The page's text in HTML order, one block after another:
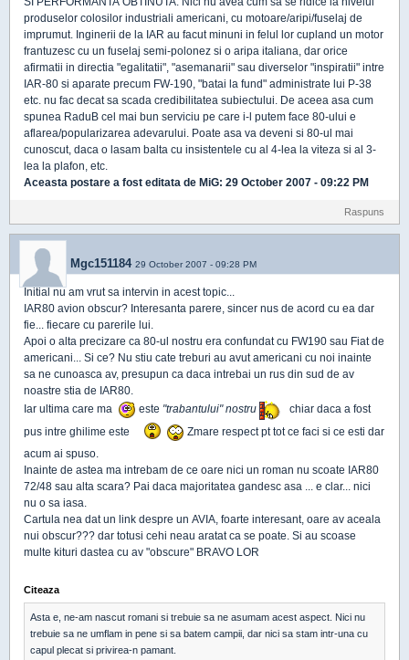
produselor colosilor industriali americani, cu motoare/aripi/fuselaj de
imprumut. Inginerii de la IAR au facut minuni in felul lor cupland un motor
frantuzesc cu un fuselaj semi-polonez si o aripa italiana, dar orice
afirmatii in directia "egalitatii", "asemanarii" sau diverselor "inspiratii" intre
IAR-80 si aparate precum FW-190, "batai la fund" administrate lui P-38
etc. nu fac decat sa scada credibilitatea subiectului. De aceea asa cum
spunea RaduB cel mai bun serviciu pe care i-l putem face 80-ului e
aflarea/popularizarea adevarului. Poate asa va deveni si 80-ul mai
cunoscut, daca o lasam balta cu insistentele cu al 4-lea la viteza si al 3-
lea la plafon, etc.
Aceasta postare a fost editata de MiG: 29 October 2007 - 09:22 PM
Raspuns
Mgc151184 29 October 2007 - 09:28 PM
Initial nu am vrut sa intervin in acest topic...
IAR80 avion obscur? Interesanta parere, sincer nus de acord cu ea dar
fie... fiecare cu parerile lui.
Apoi o alta precizare ca 80-ul nostru era confundat cu FW190 sau Fiat de
americani... Si ce? Nu stiu cate treburi au avut americani cu noi inainte
sa ne cunoasca av, presupun ca daca intrebai un rus din sud de av
noastre stia de IAR80.
Iar ultima care ma
este "trabantului" nostru
chiar daca a fost
pus intre ghilime este
acum ai spuso.
Inainte de astea ma intrebam de ce oare nici un roman nu scoate IAR80
72/48 sau alta scara? Pai daca majoritatea gandesc asa ... e clar... nici
nu o sa iasa.
Cartula nea dat un link despre un AVIA, foarte interesant, oare av aceala
nui obscur??? dar totusi cehi neau aratat ca se poate. Si au scoase
multe kituri dastea cu av "obscure" BRAVO LOR
Citeaza
Asta e, ne-am nascut romani si trebuie sa ne asumam acest aspect. Nici nu
trebuie sa ne umflam in pene si sa batem campii, dar nici sa stam intr-una cu
capul plecat si privirea-n pamant.